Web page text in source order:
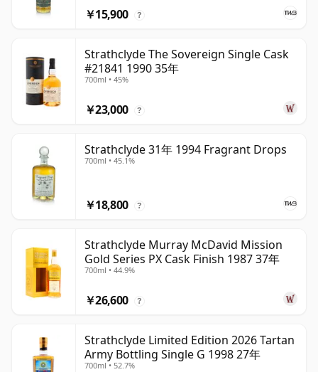
￥15,900 ?
Strathclyde The Sovereign Single Cask
#21841 1990 35年
700ml • 45%
￥23,000 ?
Strathclyde 31年 1994 Fragrant Drops
700ml • 45.1%
￥18,800 ?
Strathclyde Murray McDavid Mission
Gold Series PX Cask Finish 1987 37年
700ml • 44.9%
￥26,600 ?
Strathclyde Limited Edition 2026 Tartan
Army Bottling Single G 1998 27年
700ml • 52.7%